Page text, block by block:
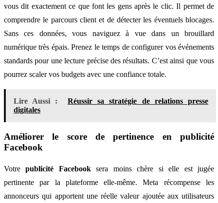
vous dit exactement ce que font les gens après le clic. Il permet de
comprendre le parcours client et de détecter les éventuels blocages.
Sans ces données, vous naviguez à vue dans un brouillard
numérique très épais. Prenez le temps de configurer vos événements
standards pour une lecture précise des résultats. C’est ainsi que vous
pourrez scaler vos budgets avec une confiance totale.
Lire Aussi :
Réussir sa stratégie de relations presse
digitales
Améliorer le score de pertinence en publicité
Facebook
Votrepublicité Facebooksera moins chère si elle est jugée
pertinente par la plateforme elle-même. Meta récompense les
annonceurs qui apportent une réelle valeur ajoutée aux utilisateurs